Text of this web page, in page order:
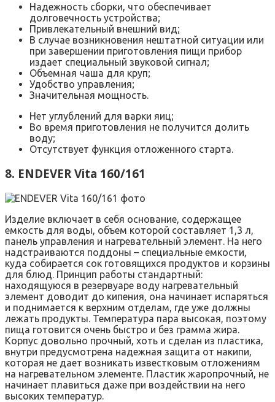
Надежность сборки, что обеспечивает
долговечность устройства;
Привлекательный внешний вид;
В случае возникновения нештатной ситуации или
при завершении приготовления пищи прибор
издает специальный звуковой сигнал;
Объемная чаша для круп;
Удобство управления;
Значительная мощность.
Нет углублений для варки яиц;
Во время приготовления не получится долить
воду;
Отсутствует функция отложенного старта.
8. ENDEVER Vita 160/161
Изделие включает в себя основание, содержащее
емкость для воды, объем которой составляет 1,3 л,
панель управления и нагревательный элемент. На него
надстраиваются поддоны – специальные емкости,
куда собирается сок готовящихся продуктов и корзины
для блюд. Принцип работы стандартный:
находящуюся в резервуаре воду нагревательный
элемент доводит до кипения, она начинает испаряться
и поднимается к верхним отделам, где уже должны
лежать продукты. Температура пара высокая, поэтому
пища готовится очень быстро и без грамма жира.
Корпус довольно прочный, хоть и сделан из пластика,
внутри предусмотрена надежная защита от накипи,
которая не дает возникать известковым отложениям
на нагревательном элементе. Пластик жаропрочный, не
начинает плавиться даже при воздействии на него
высоких температур.